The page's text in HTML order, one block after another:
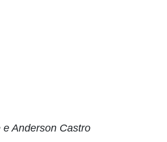
e Anderson Castro